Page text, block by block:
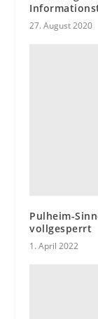
27. August 2020
Pulheim-
vollgesperrt
1. April 2022